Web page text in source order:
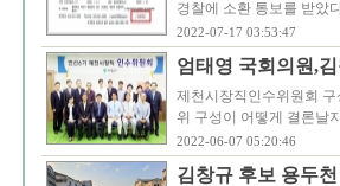
경찰에 소환 통보를 받았
2022-07-17 03:53:47
엄태영 국회의원,
제천시장직인수위원회
위 구성이 어떻게 결론날
2022-06-07 05:20:46
김창규 후보 용두